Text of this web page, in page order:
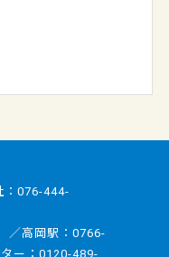
076-444-
／高岡駅：0766-
ー：0120-489-